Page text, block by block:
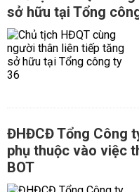
sở hữu tại Tổng
ĐHĐCĐ Tổng Công
phụ thuộc vào việc
BOT